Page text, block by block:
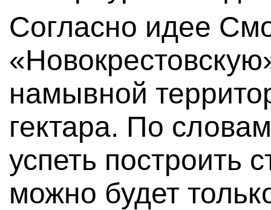
Согласно идее
намывной
гектара. По
успеть построить
можно будет